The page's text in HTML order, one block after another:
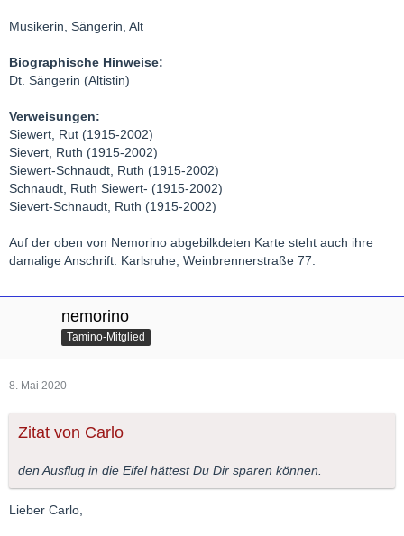
Musikerin, Sängerin, Alt
Biographische Hinweise:
Dt. Sängerin (Altistin)
Verweisungen:
Siewert, Rut (1915-2002)
Sievert, Ruth (1915-2002)
Siewert-Schnaudt, Ruth (1915-2002)
Schnaudt, Ruth Siewert- (1915-2002)
Sievert-Schnaudt, Ruth (1915-2002)
Auf der oben von Nemorino abgebilkdeten Karte steht auch ihre
damalige Anschrift: Karlsruhe, Weinbrennerstraße 77.
nemorino
Tamino-Mitglied
8. Mai 2020
Zitat von Carlo
den Ausflug in die Eifel hättest Du Dir sparen können.
Lieber Carlo,